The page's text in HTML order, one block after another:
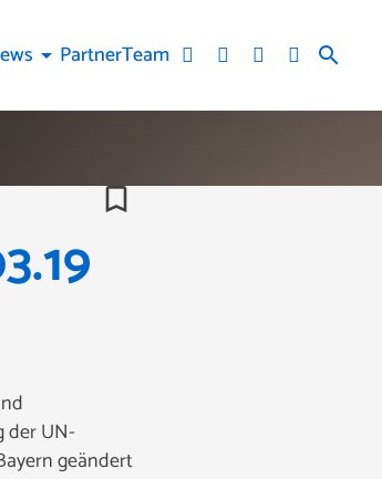
search
arrow_drop_down PartnerTeam
bookmark_border
der UN-
geändert